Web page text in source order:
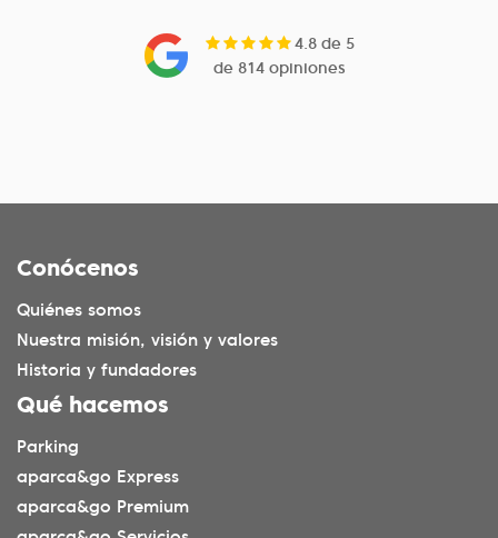
4.8 de 5
de 814 opiniones
Conócenos
Quiénes somos
Nuestra misión, visión y valores
Historia y fundadores
Qué hacemos
Parking
aparca&go Express
aparca&go Premium